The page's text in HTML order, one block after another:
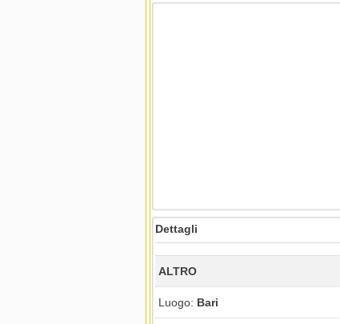
Dettagli
ALTRO
Luogo: Bari